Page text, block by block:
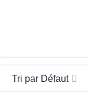
Copyright
©
2002-
2025
Dynadot
Tri par Défaut